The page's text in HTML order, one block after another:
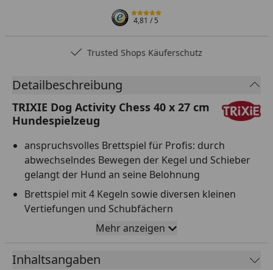
4,81/ 5
Trusted Shops Käuferschutz
Detailbeschreibung
TRIXIE Dog Activity Chess 40 x 27 cm
Hundespielzeug
anspruchsvolles Brettspiel für Profis: durch
abwechselndes Bewegen der Kegel und Schieber
gelangt der Hund an seine Belohnung
Brettspiel mit 4 Kegeln sowie diversen kleinen
Vertiefungen und Schubfächern
Steigerung des Schwierigkeitsgrades durch
Nutzung der Kegel als Stopper
Kunststoff
Mehr anzeigen
Inhaltsangaben